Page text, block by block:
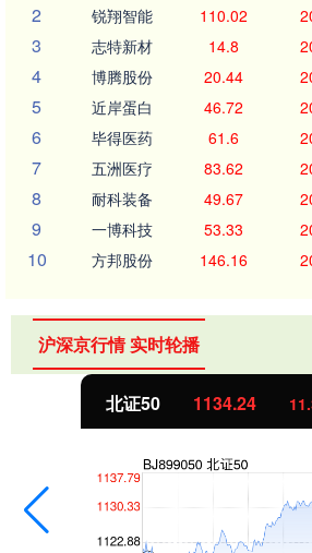
2 锐翔智能 110.02
3 志特新材 14.8
4 博腾股份 20.44
5 近岸蛋白 46.72
6 毕得医药 61.6
7 五洲医疗 83.62
8 耐科装备 49.67
9 一博科技 53.33
10 方邦股份 146.16
沪深京行情 实时轮播
北证50 1134.24